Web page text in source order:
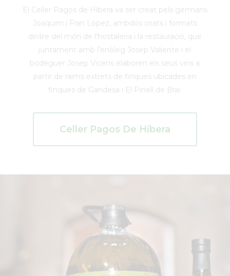
El Celler Pagos de Híbera va ser creat pels germans
Joaquim i Fran López, ambdós criats i formats
dintre del món de l’hostaleria i la restauració, que
juntament amb l’enòleg Josep Valiente i el
bodeguer Josep Vicens elaboren els seus vins a
partir de raïms extrets de finques ubicades en
finques de Gandesa i El Pinell de Brai.
Celler Pagos De Híbera